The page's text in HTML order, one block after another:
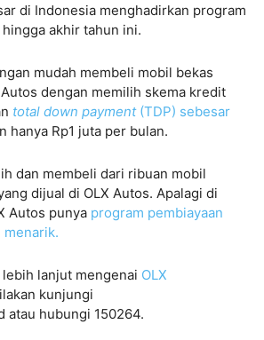
di Indonesia menghadirkan program
akhir tahun ini.
mudah membeli mobil bekas
dengan memilih skema kredit
total down payment(TDP) sebesar
hanya Rp1 juta per bulan.
dan membeli dari ribuan mobil
dijual di OLX Autos. Apalagi di
Autos punya program pembiayaan
menarik.
lanjut mengenai OLX
kunjungi
atau hubungi 150264.